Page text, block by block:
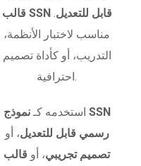
قالب SSN قابل للتعديل.
مناسب لاختبار الأنظمة،
التدريب، أو كأداة تصميم
احترافية.
استخدمه كـنموذج SSN
رسمي قابل للتعديل، أو
تصميم تجريبي، أو قالب